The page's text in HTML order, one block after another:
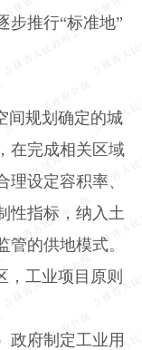
步推行“标准地”
间规划确定的城
在完成相关区域
设定容积率、
性指标，纳入土
的供地模式。
，工业项目原则
政府制定工业用